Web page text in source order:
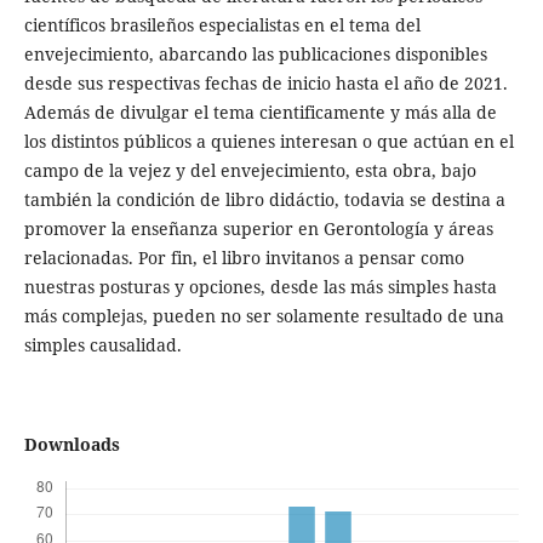
científicos brasileños especialistas en el tema del
envejecimiento, abarcando las publicaciones disponibles
desde sus respectivas fechas de inicio hasta el año de 2021.
Además de divulgar el tema cientificamente y más alla de
los distintos públicos a quienes interesan o que actúan en el
campo de la vejez y del envejecimiento, esta obra, bajo
también la condición de libro didáctio, todavia se destina a
promover la enseñanza superior en Gerontología y áreas
relacionadas. Por fin, el libro invitanos a pensar como
nuestras posturas y opciones, desde las más simples hasta
más complejas, pueden no ser solamente resultado de una
simples causalidad.
Downloads